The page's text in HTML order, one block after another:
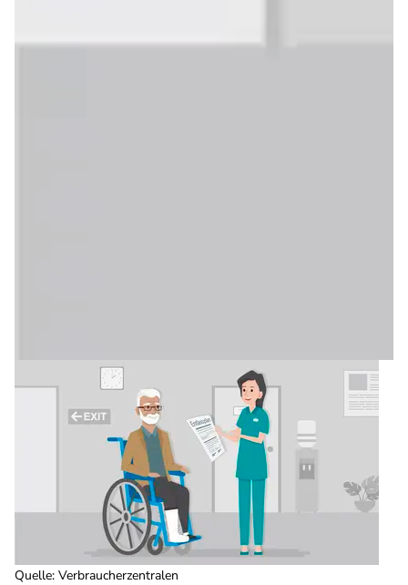
Quelle: Verbraucherzentralen